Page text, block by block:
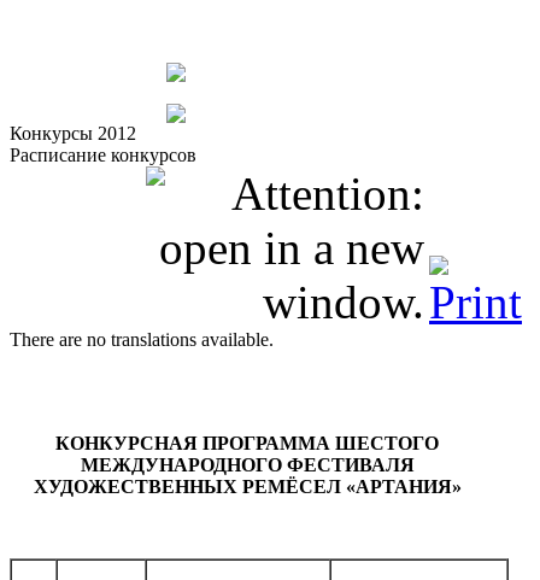
Конкурсы 2012
Расписание конкурсов
There are no translations available.
КОНКУРСНАЯ ПРОГРАММА ШЕСТОГО
МЕЖДУНАРОДНОГО ФЕСТИВАЛЯ
ХУДОЖЕСТВЕННЫХ РЕМЁСЕЛ «АРТАНИЯ»